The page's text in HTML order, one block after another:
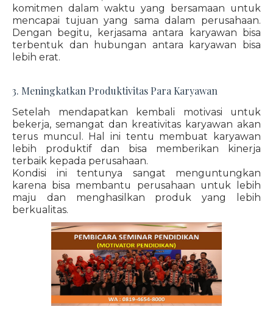
komitmen dalam waktu yang bersamaan untuk
mencapai tujuan yang sama dalam perusahaan.
Dengan begitu, kerjasama antara karyawan bisa
terbentuk dan hubungan antara karyawan bisa
lebih erat.
3. Meningkatkan Produktivitas Para Karyawan
Setelah mendapatkan kembali motivasi untuk
bekerja, semangat dan kreativitas karyawan akan
terus muncul. Hal ini tentu membuat karyawan
lebih produktif dan bisa memberikan kinerja
terbaik kepada perusahaan.
Kondisi ini tentunya sangat menguntungkan
karena bisa membantu perusahaan untuk lebih
maju dan menghasilkan produk yang lebih
berkualitas.